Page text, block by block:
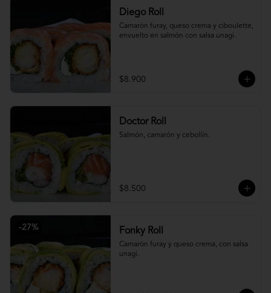
Diego Roll
Camarón furay, queso crema y ciboulette,
envuelto en salmón con salsa unagi.
$8.900
Doctor Roll
Salmón, camarón y cebollín.
$8.500
-27% Fonky Roll
Camarón furay y queso crema, con salsa
unagi.